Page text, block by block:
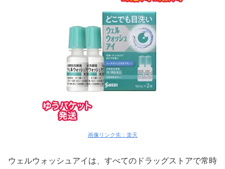
画像リンク先：楽天
ウェルウォッシュアイは、すべてのドラッグストアで常時